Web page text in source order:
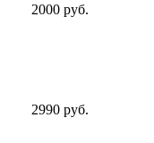
2000 руб.
2990 руб.